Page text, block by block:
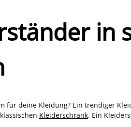
in
für deine Kleidung? Ein trendiger
Kleiderschrank. Ein